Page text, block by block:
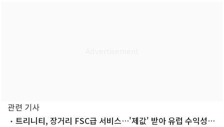
관련 기사
트리니티, 장거리 FSC급 서비스…'제값' 받아 유럽 수익성